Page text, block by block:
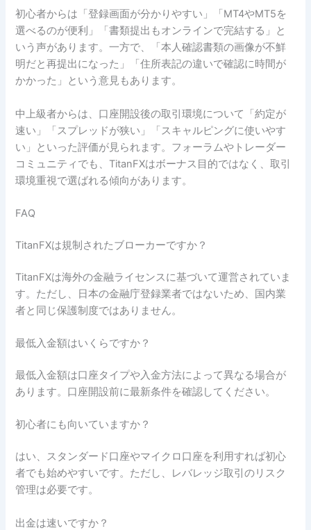
初心者からは「登録画面が分かりやすい」「MT4やMT5を
選べるのが便利」「書類提出もオンラインで完結する」と
いう声があります。一方で、「本人確認書類の画像が不鮮
明だと再提出になった」「住所表記の違いで確認に時間が
かかった」という意見もあります。
中上級者からは、口座開設後の取引環境について「約定が
速い」「スプレッドが狭い」「スキャルピングに使いやす
い」といった評価が見られます。フォーラムやトレーダー
コミュニティでも、TitanFXはボーナス目的ではなく、取引
環境重視で選ばれる傾向があります。
FAQ
TitanFXは規制されたブローカーですか？
TitanFXは海外の金融ライセンスに基づいて運営されていま
す。ただし、日本の金融庁登録業者ではないため、国内業
者と同じ保護制度ではありません。
最低入金額はいくらですか？
最低入金額は口座タイプや入金方法によって異なる場合が
あります。口座開設前に最新条件を確認してください。
初心者にも向いていますか？
はい、スタンダード口座やマイクロ口座を利用すれば初心
者でも始めやすいです。ただし、レバレッジ取引のリスク
管理は必要です。
出金は速いですか？